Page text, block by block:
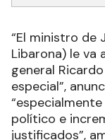
“El ministro de
Libarona) le va
general
especial”,
político e
justificados”,